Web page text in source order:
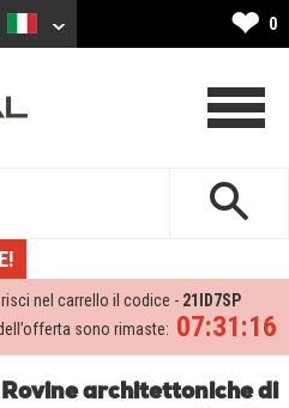
❤ 0
nel carrello il codice - 21ID7SP
07:31:15
sono rimaste:
architettoniche di